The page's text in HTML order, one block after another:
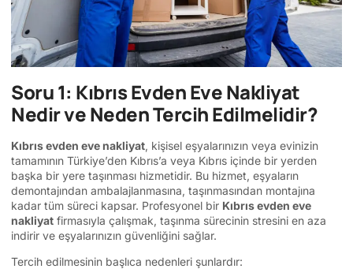
Soru 1: Kıbrıs Evden Eve Nakliyat
Nedir ve Neden Tercih Edilmelidir?
Kıbrıs evden eve nakliyat, kişisel eşyalarınızın veya evinizin
tamamının Türkiye’den Kıbrıs’a veya Kıbrıs içinde bir yerden
başka bir yere taşınması hizmetidir. Bu hizmet, eşyaların
demontajından ambalajlanmasına, taşınmasından montajına
kadar tüm süreci kapsar. Profesyonel bir Kıbrıs evden eve
nakliyat firmasıyla çalışmak, taşınma sürecinin stresini en aza
indirir ve eşyalarınızın güvenliğini sağlar.
Tercih edilmesinin başlıca nedenleri şunlardır: